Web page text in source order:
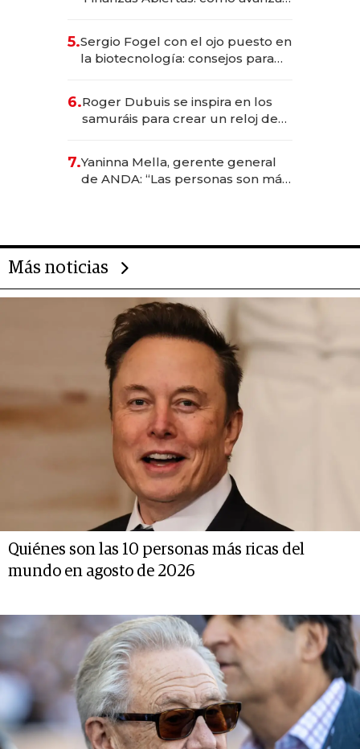
5.Sergio Fogel con el ojo puesto en
la biotecnología: consejos para
6.Roger Dubuis se inspira en los
samuráis para crear un reloj de
7.Yaninna Mella, gerente general
de ANDA: “Las personas son más
Más noticias
Quiénes son las 10 personas más ricas del
mundo en agosto de 2026